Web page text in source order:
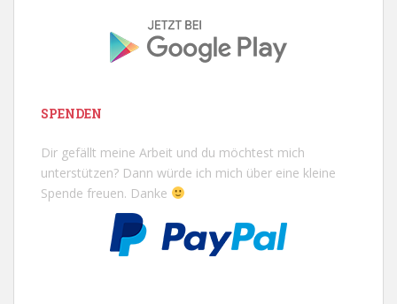
SPENDEN
Dir gefällt meine Arbeit und du möchtest mich
unterstützen? Dann würde ich mich über eine kleine
Spende freuen. Danke